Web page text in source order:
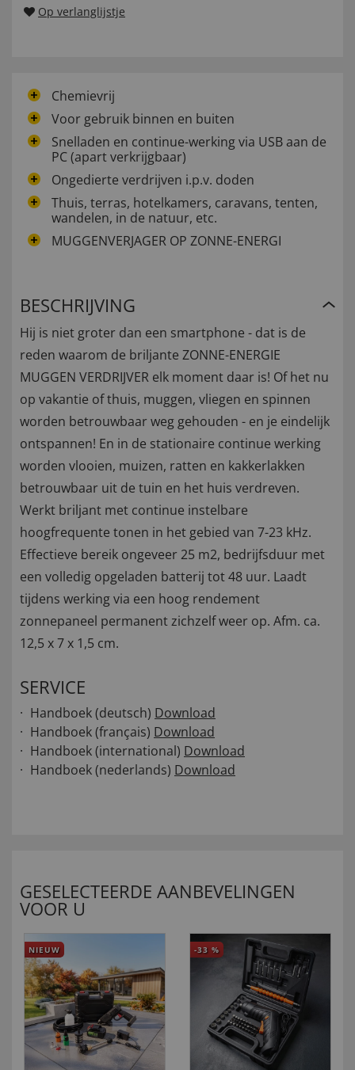
Op verlanglijstje
Chemievrij
Voor gebruik binnen en buiten
Snelladen en continue-werking via USB aan de
PC (apart verkrijgbaar)
Ongedierte verdrijven i.p.v. doden
Thuis, terras, hotelkamers, caravans, tenten,
wandelen, in de natuur, etc.
MUGGENVERJAGER OP ZONNE-ENERGI
BESCHRIJVING
Hij is niet groter dan een smartphone - dat is de
reden waarom de briljante ZONNE-ENERGIE
MUGGEN VERDRIJVER elk moment daar is! Of het nu
op vakantie of thuis, muggen, vliegen en spinnen
worden betrouwbaar weg gehouden - en je eindelijk
ontspannen! En in de stationaire continue werking
worden vlooien, muizen, ratten en kakkerlakken
betrouwbaar uit de tuin en het huis verdreven.
Werkt briljant met continue instelbare
hoogfrequente tonen in het gebied van 7-23 kHz.
Effectieve bereik ongeveer 25 m2, bedrijfsduur met
een volledig opgeladen batterij tot 48 uur. Laadt
tijdens werking via een hoog rendement
zonnepaneel permanent zichzelf weer op. Afm. ca.
12,5 x 7 x 1,5 cm.
SERVICE
Handboek (deutsch) Download
Handboek (français) Download
Handboek (international) Download
Handboek (nederlands) Download
GESELECTEERDE AANBEVELINGEN
VOOR U
NIEUW -33 %